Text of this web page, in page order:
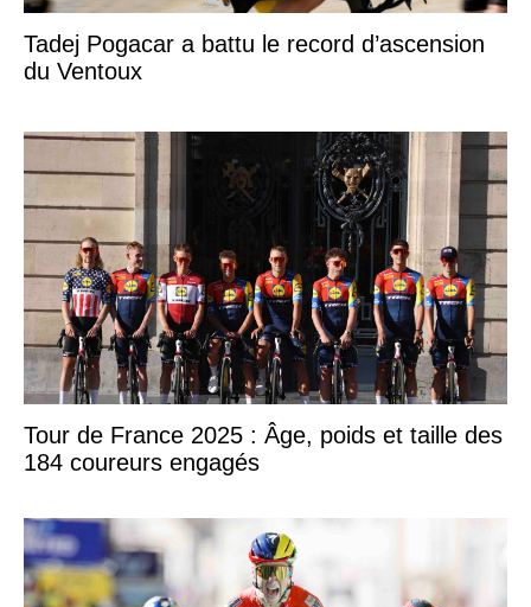
Tadej Pogacar a battu le record d’ascension
du Ventoux
Tour de France 2025 : Âge, poids et taille des
184 coureurs engagés